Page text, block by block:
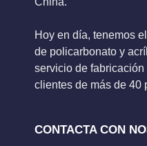
Hoy en día, tenemos
de policarbonato y
servicio de
clientes de más de 40
CONTACTA CON